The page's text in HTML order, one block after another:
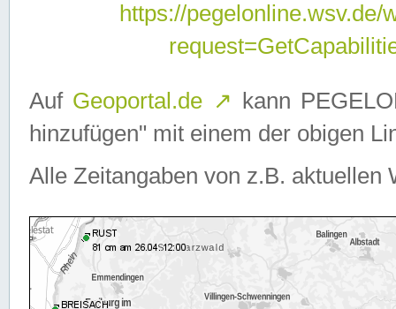
https://
Auf Geoportal.de ↗ kann
hinzufügen" mit einem der obigen
Alle Zeitangaben von z.B. aktuellen